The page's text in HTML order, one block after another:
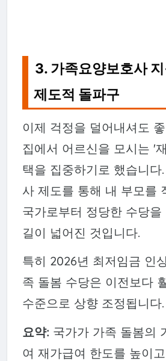
3. 가족요양보호사
제도적 돌파구
이제 걱정을 덜어내셔도
집에서 어르신을 모시는 '
택을 집중하기로 했습니다
사 제도를 통해 내 부모를
국가로부터 정당한 수당
길이 넓어진 것입니다.
특히 2026년 최저임금 인
족 돌봄 수당은 이전보다
수준으로 상향 조정됩니다.
요약: 국가가 가족 돌봄의
여 재가급여 한도를 높이